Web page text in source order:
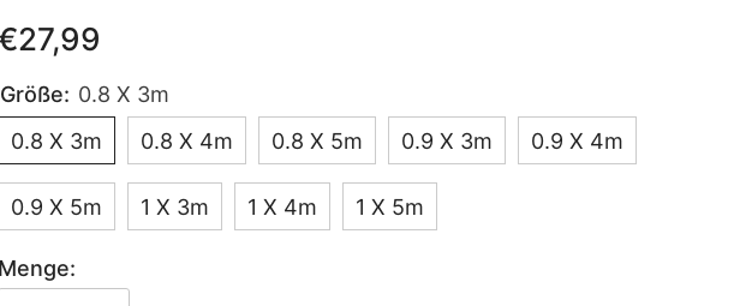
Größe: 0.8 X 3m
0.8 X 3m
0.8 X 4m 0.8 X 5m 0.9 X 3m 0.9 X 4m
0.9 X 5m 1 X 3m 1 X 4m 1 X 5m
Menge: